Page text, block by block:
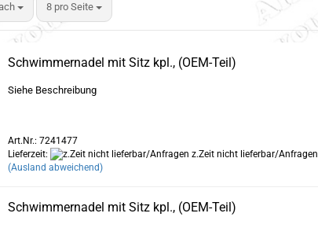
8 pro Seite
Schwimmernadel mit Sitz kpl., (OEM-Teil)
Siehe Beschreibung
Art.Nr.: 7241477
Lieferzeit:
z.Zeit nicht lieferbar/Anfragen
(Ausland abweichend)
Schwimmernadel mit Sitz kpl., (OEM-Teil)